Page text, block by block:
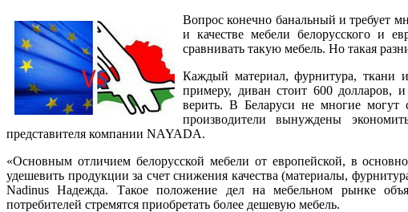
Вопрос конечно банальный и требует
и качестве мебели белорусского и
сравнивать такую мебель. Но такая
Каждый материал, фурнитура, ткани
примеру, диван стоит 600 долларов,
верить. В Беларуси не многие могут
производители вынуждены
представителя компании NAYADA.
«Основным отличием белорусской мебели от европейской, в
удешевить продукции за счет снижения качества (материалы,
Nadinus Надежда. Такое положение дел на мебельном рынке
потребителей стремятся приобретать более дешевую мебель.